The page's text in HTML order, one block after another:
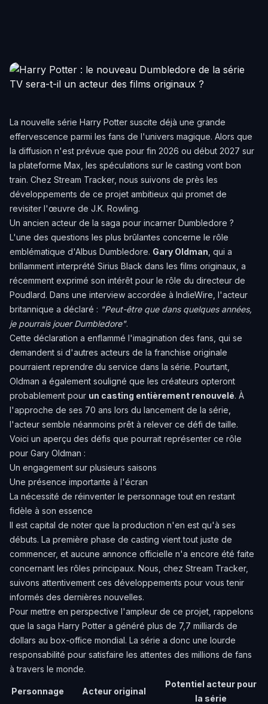
La nouvelle série Harry Potter suscite déjà une grande
effervescence parmi les fans de l'univers magique. Alors que
la diffusion n'est prévue que pour fin 2026 ou début 2027 sur
la plateforme Max, les spéculations sur le casting vont bon
train. Chez Stream Tracker, nous suivons de près les
développements de ce projet ambitieux qui promet de
revisiter l'œuvre de J.K. Rowling.
Un ancien acteur de la saga pour incarner Dumbledore ?
L'une des questions les plus brûlantes concerne le rôle
emblématique d'Albus Dumbledore. Gary Oldman , qui a
brillamment interprété Sirius Black dans les films originaux, a
récemment exprimé son intérêt pour le rôle du directeur de
Poudlard. Dans une interview accordée à IndieWire, l'acteur
britannique a déclaré : "Peut-être que dans quelques années,
je pourrais jouer Dumbledore".
Cette déclaration a enflammé l'imagination des fans, qui se
demandent si d'autres acteurs de la franchise originale
pourraient reprendre du service dans la série. Pourtant,
Oldman a également souligné que les créateurs opteront
probablement pour un casting entièrement renouvelé. À
l'approche de ses 70 ans lors du lancement de la série,
l'acteur semble néanmoins prêt à relever ce défi de taille.
Voici un aperçu des défis que pourrait représenter ce rôle
pour Gary Oldman :
Un engagement sur plusieurs saisons
Une présence importante à l'écran
La nécessité de réinventer le personnage tout en restant
fidèle à son essence
Il est capital de noter que la production n'en est qu'à ses
débuts. La première phase de casting vient tout juste de
commencer, et aucune annonce officielle n'a encore été faite
concernant les rôles principaux. Nous, chez Stream Tracker,
suivons attentivement ces développements pour vous tenir
informés des dernières nouvelles.
Pour mettre en perspective l'ampleur de ce projet, rappelons
que la saga Harry Potter a généré plus de 7,7 milliards de
dollars au box-office mondial. La série a donc une lourde
responsabilité pour satisfaire les attentes des millions de fans
à travers le monde.
Personnage Acteur original
Potentiel acteur pour
la série